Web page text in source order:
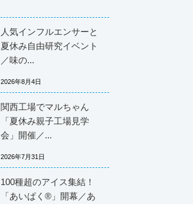
人気インフルエンサーと
夏休み自由研究イベント
／味の...
2026年8月4日
関西工場でマルちゃん
「夏休み親子工場見学
会」開催／...
2026年7月31日
100種超のアイス集結！
「あいぱく®」開幕／あ